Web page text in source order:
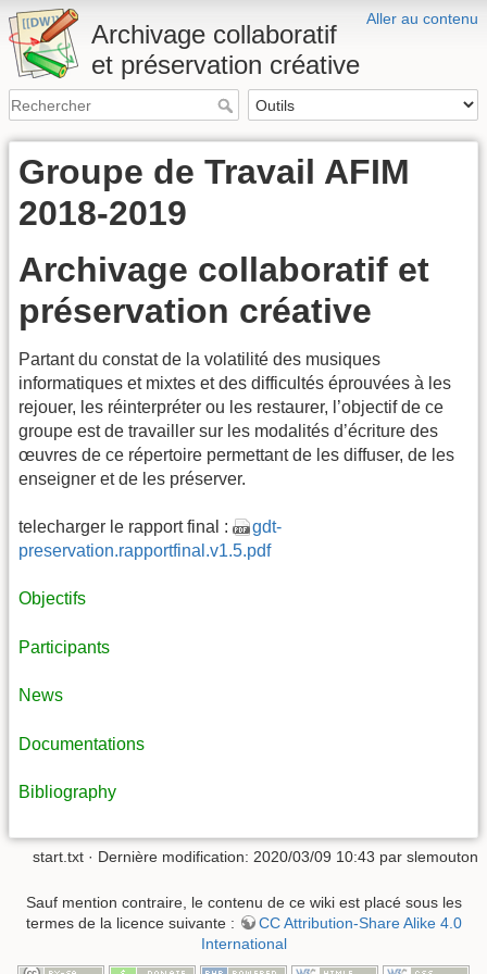
Aller au contenu
Archivage collaboratif
et préservation créative
Groupe de Travail AFIM
2018-2019
Archivage collaboratif et
préservation créative
Partant du constat de la volatilité des musiques
informatiques et mixtes et des difficultés éprouvées à les
rejouer, les réinterpréter ou les restaurer, l’objectif de ce
groupe est de travailler sur les modalités d’écriture des
œuvres de ce répertoire permettant de les diffuser, de les
enseigner et de les préserver.
telecharger le rapport final :
gdt-
preservation.rapportfinal.v1.5.pdf
Objectifs
Participants
News
Documentations
Bibliography
start.txt · Dernière modification: 2020/03/09 10:43 par slemouton
Sauf mention contraire, le contenu de ce wiki est placé sous les
termes de la licence suivante :
CC Attribution-Share Alike 4.0
International